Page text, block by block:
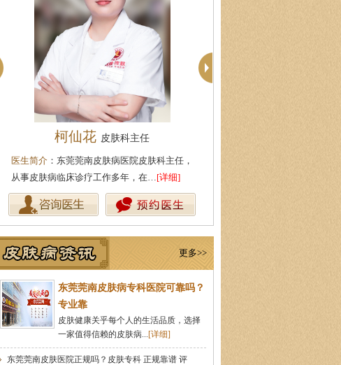
殷芳 皮肤科主任
医生简介 ：从事皮肤病临床工作近十年，始终
坚持中医理论与实践相结合治疗皮…[详细]
更多>>
东莞莞南皮肤病专科医院可靠吗？
专业靠
皮肤健康关乎每个人的生活品质，选择
一家值得信赖的皮肤病...[详细]
东莞莞南皮肤医院正规吗？皮肤专科 正规靠谱 评